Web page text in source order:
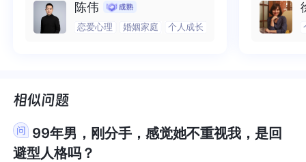
己的时候，可能被遭遇拒绝的那个当下，你能够由
内而外地全然接纳自己，欣赏自己，肯定自己吗？
馆小耳朵莉莉，世界和我爱着你。
的时候，可能被遭遇拒绝的那个当下，你能够由内
而外地全然接纳自己，欣赏自己，肯定自己吗？如
小耳朵莉莉，世界和我爱着你。
清晰，也慢慢找回了内在的力量。
虽然不知道还要有多久的路要走，
这里，让我真切的感受到了🙏❤️
也慢慢找回了内在的力量。虽然不
知道还要有多久的路要走，但我很
让我真切的感受到了🙏❤️
陈伟
恋爱心理 婚姻家庭 个人成长
一部分
而且当
处理的
询师准
99年男，刚分手，感觉她不重视我，是回
避型人格吗？